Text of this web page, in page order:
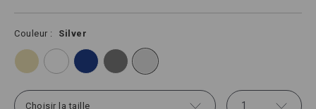
Couleur Silver
Choisir la taille 1